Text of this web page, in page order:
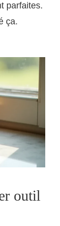
parfaites.
ça.
outil